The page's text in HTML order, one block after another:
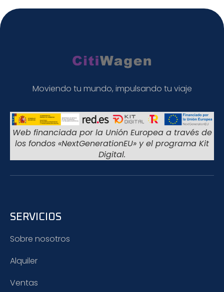
Moviendo tu mundo, impulsando tu viaje
Web financiada por la Unión Europea a través de
los fondos «NextGenerationEU» y el programa Kit
Digital.
SERVICIOS
Sobre nosotros
Alquiler
Ventas